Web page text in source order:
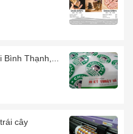
Thạnh,...
cây